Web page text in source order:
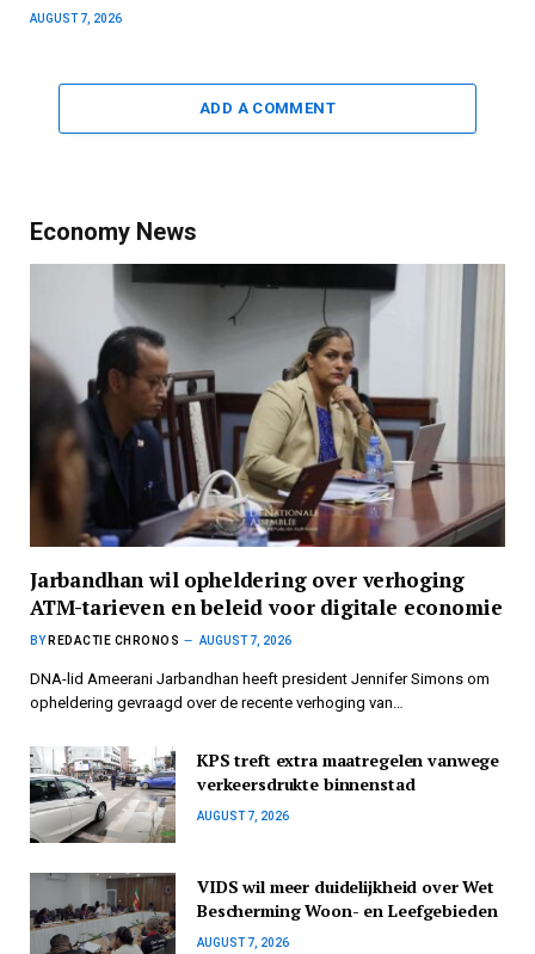
AUGUST 7, 2026
ADD A COMMENT
Economy News
Jarbandhan wil opheldering over verhoging
ATM-tarieven en beleid voor digitale economie
BY REDACTIE CHRONOS AUGUST 7, 2026
DNA-lid Ameerani Jarbandhan heeft president Jennifer Simons om
opheldering gevraagd over de recente verhoging van…
KPS treft extra maatregelen vanwege
verkeersdrukte binnenstad
AUGUST 7, 2026
VIDS wil meer duidelijkheid over Wet
Bescherming Woon- en Leefgebieden
AUGUST 7, 2026